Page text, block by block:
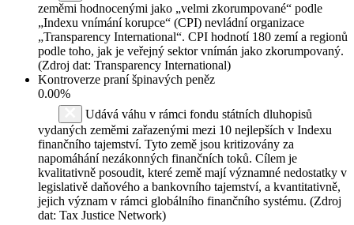
zeměmi hodnocenými jako „velmi zkorumpované“ podle
„Indexu vnímání korupce“ (CPI) nevládní organizace
„Transparency International“. CPI hodnotí 180 zemí a regionů
podle toho, jak je veřejný sektor vnímán jako zkorumpovaný.
(Zdroj dat: Transparency International)
Kontroverze praní špinavých peněz
0.00%
Udává váhu v rámci fondu státních dluhopisů
vydaných zeměmi zařazenými mezi 10 nejlepších v Indexu
finančního tajemství. Tyto země jsou kritizovány za
napomáhání nezákonných finančních toků. Cílem je
kvalitativně posoudit, které země mají významné nedostatky v
legislativě daňového a bankovního tajemství, a kvantitativně,
jejich význam v rámci globálního finančního systému. (Zdroj
dat: Tax Justice Network)